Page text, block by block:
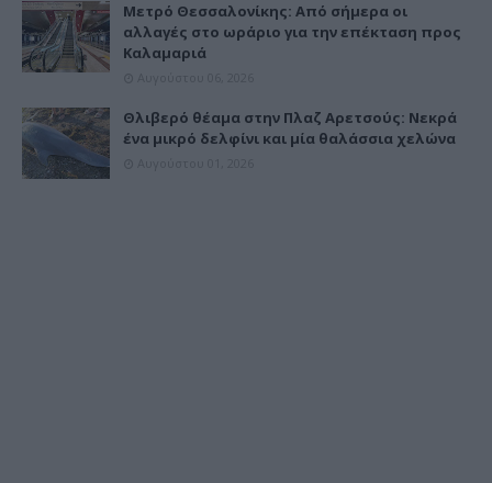
Μετρό Θεσσαλονίκης: Από σήμερα οι
αλλαγές στο ωράριο για την επέκταση προς
Καλαμαριά
Θλιβερό θέαμα στην Πλαζ Αρετσούς: Νεκρά
ένα μικρό δελφίνι και μία θαλάσσια χελώνα